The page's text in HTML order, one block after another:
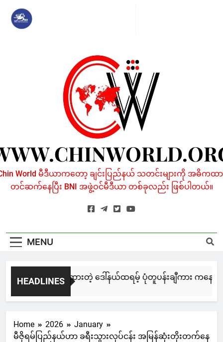
content
World မီဒီယာကတော့ ချင်းပြည်နယ် သတင်းများကို အဓိကထာ
တင်ဆက်နေပြီး BNI အဖွဲ့ဝင်မီဒီယာ တစ်ခုလည်း ဖြစ်ပါတယ်။
MENU
HEADLINES
ြင်းချေးနဲ့ ရေးဆွဲထားတဲ့ ဒေါ်နယ်ထရမ့် ပုံတူပန်းချီကား ကနေဒါမှ
Day Ago
Home 2026
January
မီဇိုရမ်ပြည်နယ်ဟာ ခရီးသွားလုပ်ငန်း အမြန်ဆုံးတိုးတက်နေ